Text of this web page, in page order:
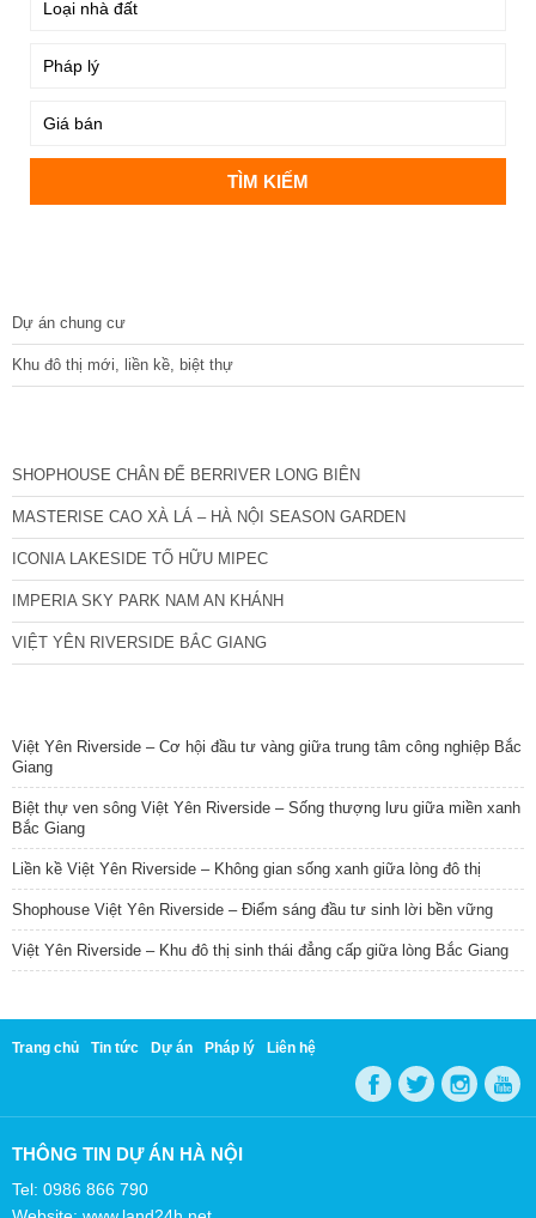
Dự án chung cư
Khu đô thị mới, liền kề, biệt thự
SHOPHOUSE CHÂN ĐẾ BERRIVER LONG BIÊN
MASTERISE CAO XÀ LÁ – HÀ NỘI SEASON GARDEN
ICONIA LAKESIDE TỐ HỮU MIPEC
IMPERIA SKY PARK NAM AN KHÁNH
VIỆT YÊN RIVERSIDE BẮC GIANG
Việt Yên Riverside – Cơ hội đầu tư vàng giữa trung tâm công nghiệp Bắc
Giang
Biệt thự ven sông Việt Yên Riverside – Sống thượng lưu giữa miền xanh
Bắc Giang
Liền kề Việt Yên Riverside – Không gian sống xanh giữa lòng đô thị
Shophouse Việt Yên Riverside – Điểm sáng đầu tư sinh lời bền vững
Việt Yên Riverside – Khu đô thị sinh thái đẳng cấp giữa lòng Bắc Giang
Trang chủ Tin tức Dự án Pháp lý Liên hệ
THÔNG TIN DỰ ÁN HÀ NỘI
Tel: 0986 866 790